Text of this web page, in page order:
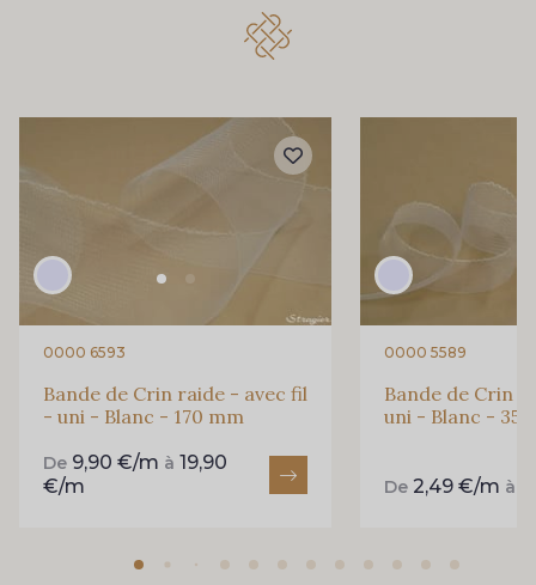
0000 6593
Bande de Crin raide - avec fil
- uni - Blanc - 170 mm
De 9,90 €/m à 19,90
€/m
0000 5589
Bande de Crin
uni - Blanc - 35
De 2,49 €/m à